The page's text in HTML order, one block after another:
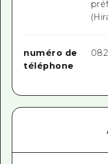
numéro de
téléphone